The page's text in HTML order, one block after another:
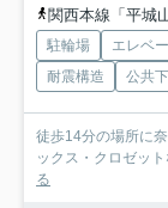
関西本線「平城
駐輪場 エレベ
耐震構造
公共
徒歩14分の場所に
ックス・クロゼッ
る